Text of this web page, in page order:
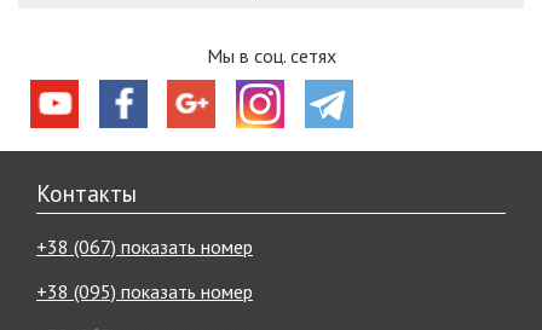
Мы в соц. сетях
Контакты
+38 (067) показать номер
+38 (095) показать номер